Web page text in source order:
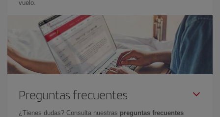
vuelo.
Preguntas frecuentes
¿Tienes dudas? Consulta nuestras preguntas frecuentes